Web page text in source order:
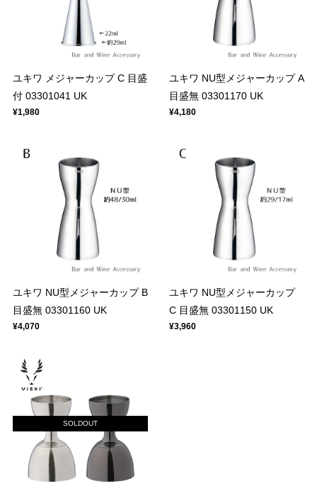
ユキワ メジャーカップ C 目盛
付 03301041 UK
¥1,980
ユキワ NU型メジャーカップ A
目盛無 03301170 UK
¥4,180
ユキワ NU型メジャーカップ B
目盛無 03301160 UK
¥4,070
ユキワ NU型メジャーカップ
C 目盛無 03301150 UK
¥3,960
SOLDOUT